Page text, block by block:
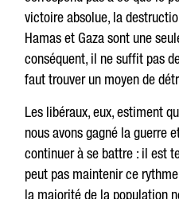
victoire absolue, la
Hamas et Gaza sont une
conséquent, il ne suffit pas
faut trouver un moyen de
Les libéraux, eux, estiment
nous avons gagné la guerre
continuer à se battre : il est
peut pas maintenir ce
la majorité de la population